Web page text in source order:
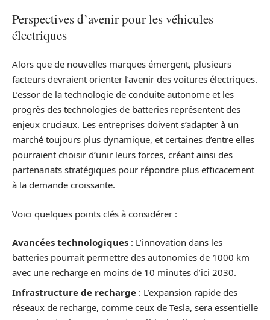
Perspectives d’avenir pour les véhicules
électriques
Alors que de nouvelles marques émergent, plusieurs
facteurs devraient orienter l’avenir des voitures électriques.
L’essor de la technologie de conduite autonome et les
progrès des technologies de batteries représentent des
enjeux cruciaux. Les entreprises doivent s’adapter à un
marché toujours plus dynamique, et certaines d’entre elles
pourraient choisir d’unir leurs forces, créant ainsi des
partenariats stratégiques pour répondre plus efficacement
à la demande croissante.
Voici quelques points clés à considérer :
Avancées technologiques : L’innovation dans les
batteries pourrait permettre des autonomies de 1000 km
avec une recharge en moins de 10 minutes d’ici 2030.
Infrastructure de recharge : L’expansion rapide des
réseaux de recharge, comme ceux de Tesla, sera essentielle